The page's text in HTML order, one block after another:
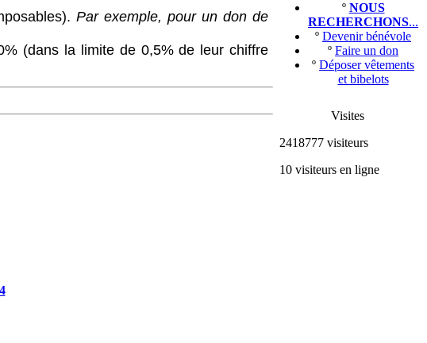
Par exemple, pour un don de
(dans la limite de 0,5% de leur chiffre
º NOUS
RECHERCHONS...
º Devenir bénévole
º Faire un don
º Déposer vêtements
et bibelots
Visites
2418777 visiteurs
10 visiteurs en ligne